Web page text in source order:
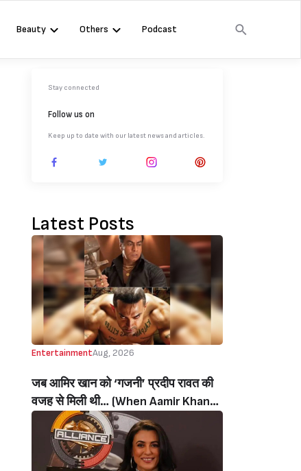
Beauty Others Podcast
Stay connected
Follow us on
Keep up to date with our latest news and articles.
Latest Posts
EntertainmentAug, 2026
जब आमिर खान को ‘गजनी’ प्रदीप रावत की
वजह से मिली थी… (When Aamir Khan
Got ‘Ghajini’ Because Of Pradeep
Rawat)